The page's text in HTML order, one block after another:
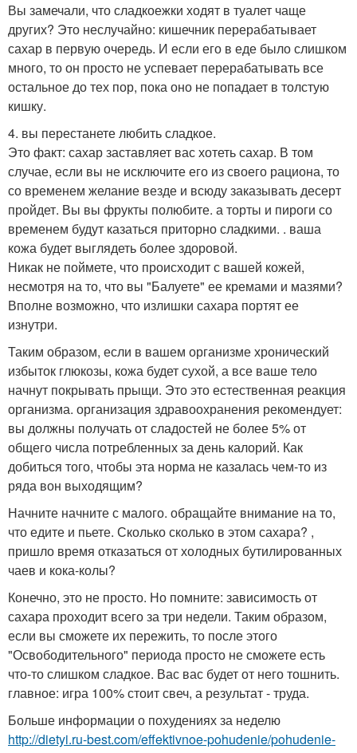
Вы замечали, что сладкоежки ходят в туалет чаще
других? Это неслучайно: кишечник перерабатывает
сахар в первую очередь. И если его в еде было слишком
много, то он просто не успевает перерабатывать все
остальное до тех пор, пока оно не попадает в толстую
кишку.
4. вы перестанете любить сладкое.
Это факт: сахар заставляет вас хотеть сахар. В том
случае, если вы не исключите его из своего рациона, то
со временем желание везде и всюду заказывать десерт
пройдет. Вы вы фрукты полюбите. а торты и пироги со
временем будут казаться приторно сладкими. . ваша
кожа будет выглядеть более здоровой.
Никак не поймете, что происходит с вашей кожей,
несмотря на то, что вы "Балуете" ее кремами и мазями?
Вполне возможно, что излишки сахара портят ее
изнутри.
Таким образом, если в вашем организме хронический
избыток глюкозы, кожа будет сухой, а все ваше тело
начнут покрывать прыщи. Это это естественная реакция
организма. организация здравоохранения рекомендует:
вы должны получать от сладостей не более 5% от
общего числа потребленных за день калорий. Как
добиться того, чтобы эта норма не казалась чем-то из
ряда вон выходящим?
Начните начните с малого. обращайте внимание на то,
что едите и пьете. Сколько сколько в этом сахара? ,
пришло время отказаться от холодных бутилированных
чаев и кока-колы?
Конечно, это не просто. Но помните: зависимость от
сахара проходит всего за три недели. Таким образом,
если вы сможете их пережить, то после этого
"Освободительного" периода просто не сможете есть
что-то слишком сладкое. Вас вас будет от него тошнить.
главное: игра 100% стоит свеч, а результат - труда.
Больше информации о похудениях за неделю
http://dietyi.ru-best.com/effektivnoe-pohudenie/pohudenie-